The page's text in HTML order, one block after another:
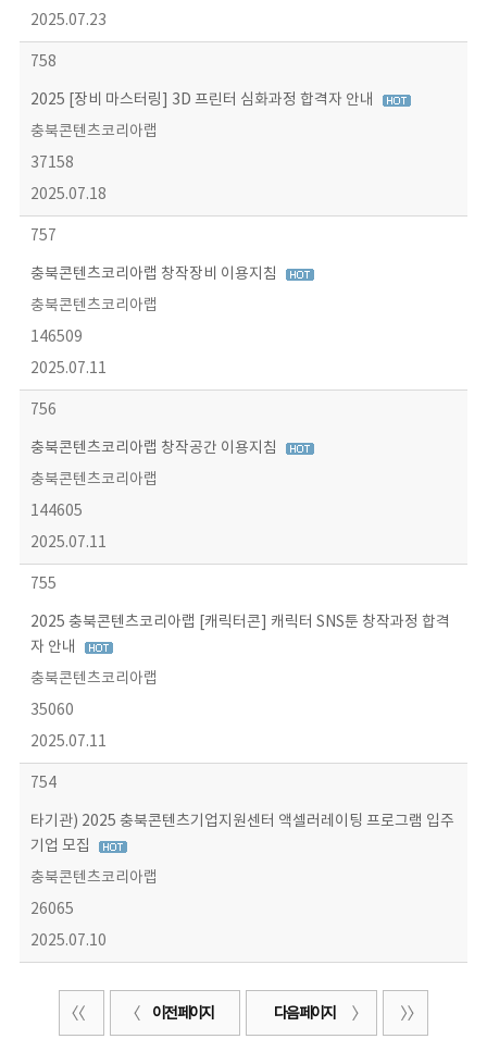
2025.07.23
758
2025 [장비 마스터링] 3D 프린터 심화과정 합격자 안내
충북콘텐츠코리아랩
37158
2025.07.18
757
충북콘텐츠코리아랩 창작장비 이용지침
충북콘텐츠코리아랩
146509
2025.07.11
756
충북콘텐츠코리아랩 창작공간 이용지침
충북콘텐츠코리아랩
144605
2025.07.11
755
2025 충북콘텐츠코리아랩 [캐릭터콘] 캐릭터 SNS툰 창작과정 합격
자 안내
충북콘텐츠코리아랩
35060
2025.07.11
754
타기관) 2025 충북콘텐츠기업지원센터 액셀러레이팅 프로그램 입주
기업 모집
충북콘텐츠코리아랩
26065
2025.07.10
이전 페이지 다음 페이지